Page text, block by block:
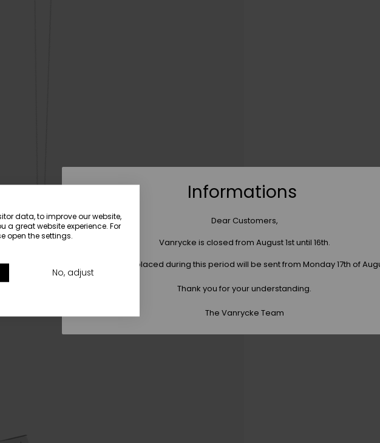
data, to improve our website,
a great website experience. For
open the settings.
No, adjust
Informations
Dear Customers,
Vanrycke is closed from August 1st until 16th.
All orders placed during this period will be sent from Monday 17th of
Thank you for your understanding.
The Vanrycke Team